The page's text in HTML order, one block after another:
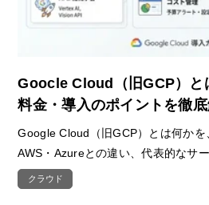
Goocle Cloud（旧GCP）と
料金・導入のポイントを徹
Google Cloud（旧GCP）とは何かを
AWS・Azureとの違い、代表的なサ
クラウド